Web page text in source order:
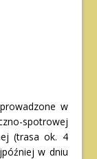
w
spotrowej
(trasa ok. 4
w dniu